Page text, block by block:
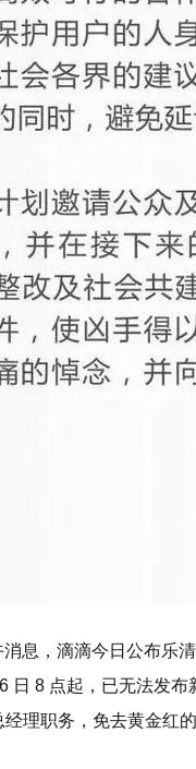
消息，滴滴今日公布
日 8 点起，已无法发
理职务，免去黄金红